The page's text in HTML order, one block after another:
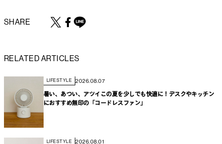
SHARE
RELATED ARTICLES
LIFESTYLE 2026.08.07
暑い、あつい、アツイこの夏を少しでも快適に！デスクやキッチン
におすすめ無印の「コードレスファン」
LIFESTYLE 2026.08.01